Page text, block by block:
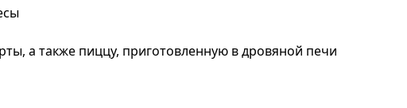
а также пиццу, приготовленную в дровяной печи